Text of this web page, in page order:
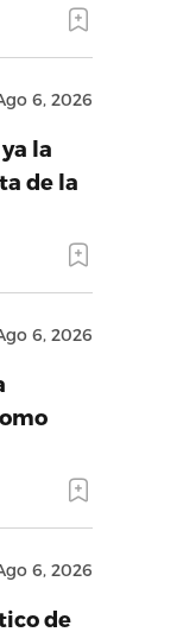
6, 2026
la
de la
6, 2026
6, 2026
de